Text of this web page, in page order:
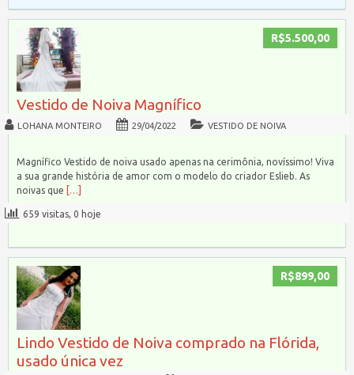
R$5.500,00
Vestido de Noiva Magnífico
LOHANA MONTEIRO 29/04/2022 VESTIDO DE NOIVA
Magnífico Vestido de noiva usado apenas na cerimônia, novíssimo! Viva
a sua grande história de amor com o modelo do criador Eslieb. As
noivas que
[…]
659 visitas, 0 hoje
R$899,00
Lindo Vestido de Noiva comprado na Flórida,
usado única vez